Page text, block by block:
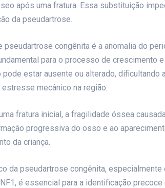
após uma fratura. Essa substituição
da pseudartrose.
congênita é a anomalia do
para o processo de crescimento
estar ausente ou alterado, dificultando
mecânico na região.
fratura inicial, a fragilidade óssea
progressiva do osso e ao
da criança.
da pseudartrose congênita, especialmente
é essencial para a identificação precoce